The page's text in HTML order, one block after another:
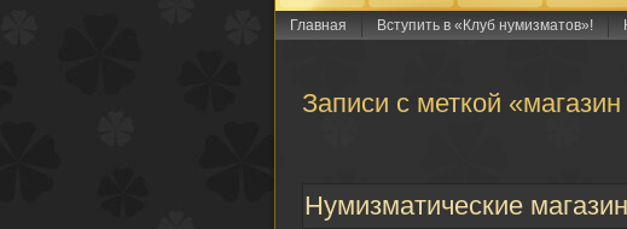
Главная Вступить в «Клуб нумизматов»!
Записи с меткой
Нумизматические